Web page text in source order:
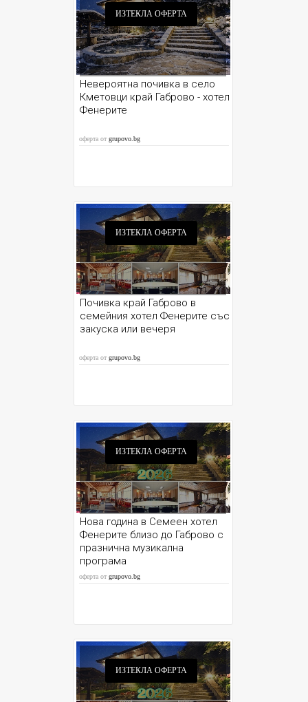
ИЗТЕКЛА ОФЕРТА
Невероятна почивка в село
Кметовци край Габрово - хотел
Фенерите
оферта отgrupovo.bg
ИЗТЕКЛА ОФЕРТА
Почивка край Габрово в
семейния хотел Фенерите със
закуска или вечеря
оферта отgrupovo.bg
ИЗТЕКЛА ОФЕРТА
Нова година в Семеен хотел
Фенерите близо до Габрово с
празнична музикална
програма
оферта отgrupovo.bg
ИЗТЕКЛА ОФЕРТА